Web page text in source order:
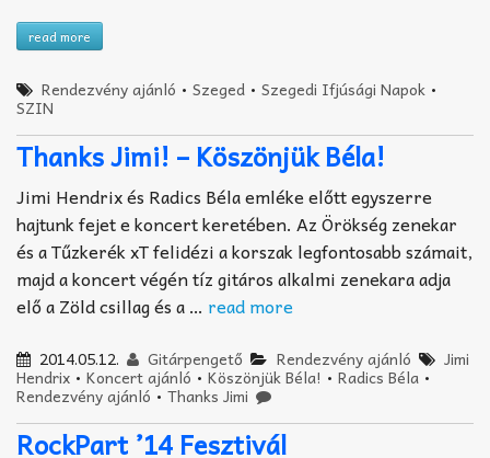
read more
Rendezvény ajánló •Szeged •Szegedi Ifjúsági Napok •
SZIN
Thanks Jimi! – Köszönjük Béla!
Jimi Hendrix és Radics Béla emléke előtt egyszerre
hajtunk fejet e koncert keretében. Az Örökség zenekar
és a Tűzkerék xT felidézi a korszak legfontosabb számait,
majd a koncert végén tíz gitáros alkalmi zenekara adja
elő a Zöld csillag és a … read more
2014.05.12. Gitárpengető Rendezvény ajánló Jimi
Hendrix • Koncert ajánló • Köszönjük Béla! • Radics Béla •
Rendezvény ajánló • Thanks Jimi
RockPart ’14 Fesztivál